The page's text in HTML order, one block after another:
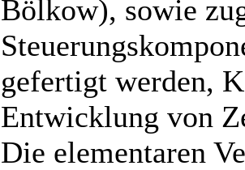
Bölkow), sowie
gefertigt werden,
Entwicklung von
Die elementaren